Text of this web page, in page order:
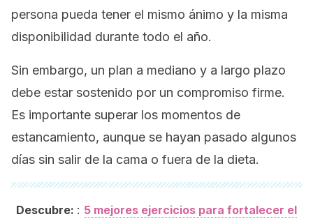
persona pueda tener el mismo ánimo y la misma
disponibilidad durante todo el año.
Sin embargo, un plan a mediano y a largo plazo
debe estar sostenido por un compromiso firme.
Es importante superar los momentos de
estancamiento, aunque se hayan pasado algunos
días sin salir de la cama o fuera de la dieta.
Descubre: : 5 mejores ejercicios para fortalecer el